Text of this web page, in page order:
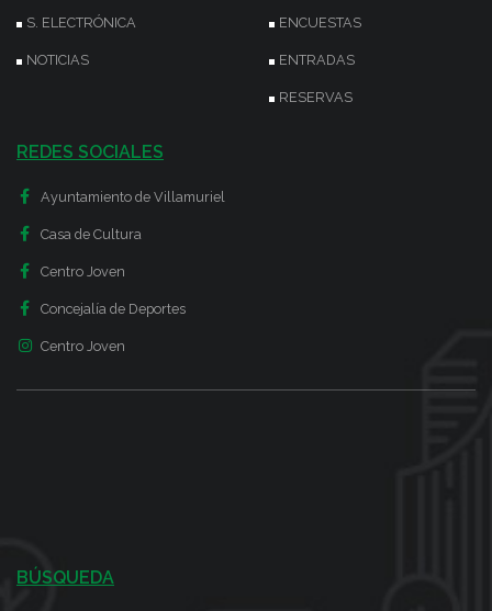
S. ELECTRÓNICA
NOTICIAS
ENCUESTAS
ENTRADAS
RESERVAS
REDES SOCIALES
Ayuntamiento de Villamuriel
Casa de Cultura
Centro Joven
Concejalía de Deportes
Centro Joven
BÚSQUEDA